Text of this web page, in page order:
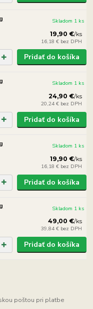
19,90 €/ks
16,18 € bez DPH
Skladom 1 ks
Pridať do košíka
24,90 €/ks
20,24 € bez DPH
Skladom 1 ks
Pridať do košíka
19,90 €/ks
16,18 € bez DPH
Skladom 1 ks
Pridať do košíka
49,00 €/ks
39,84 € bez DPH
Skladom 1 ks
Pridať do košíka
poštou pri platbe